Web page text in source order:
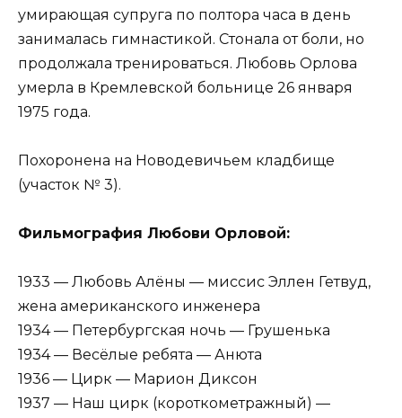
умирающая супруга по полтора часа в день
занималась гимнастикой. Стонала от боли, но
продолжала тренироваться. Любовь Орлова
умерла в Кремлевской больнице 26 января
1975 года.
Похоронена на Новодевичьем кладбище
(участок № 3).
Фильмография Любови Орловой:
1933 — Любовь Алёны — миссис Эллен Гетвуд,
жена американского инженера
1934 — Петербургская ночь — Грушенька
1934 — Весёлые ребята — Анюта
1936 — Цирк — Марион Диксон
1937 — Наш цирк (короткометражный) —